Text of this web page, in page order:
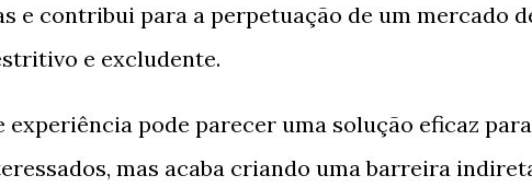
e contribui para a perpetuação de um mercado
e excludente.
experiência pode parecer uma solução eficaz para
mas acaba criando uma barreira